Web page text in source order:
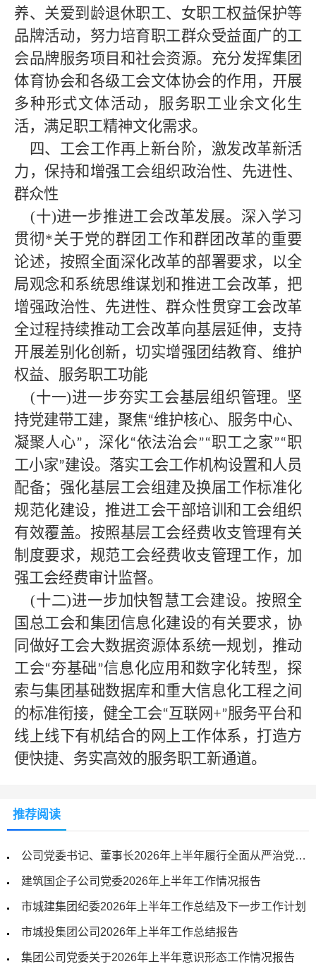
养、关爱到龄退休职工、女职工权益保护等
品牌活动，努力培育职工群众受益面广的工
会品牌服务项目和社会资源。充分发挥集团
体育协会和各级工会文体协会的作用，开展
多种形式文体活动，服务职工业余文化生
活，满足职工精神文化需求。
四、工会工作再上新台阶，激发改革新活
力，保持和增强工会组织政治性、先进性、
群众性
(十)进一步推进工会改革发展。深入学习
贯彻*关于党的群团工作和群团改革的重要
论述，按照全面深化改革的部署要求，以全
局观念和系统思维谋划和推进工会改革，把
增强政治性、先进性、群众性贯穿工会改革
全过程持续推动工会改革向基层延伸，支持
开展差别化创新，切实增强团结教育、维护
权益、服务职工功能
(十一)进一步夯实工会基层组织管理。坚
持党建带工建，聚焦“维护核心、服务中心、
凝聚人心” ，深化“依法治会”“职工之家”“职
工小家”建设。落实工会工作机构设置和人员
配备； 强化基层工会组建及换届工作标准化
规范化建设，推进工会干部培训和工会组织
有效覆盖。按照基层工会经费收支管理有关
制度要求，规范工会经费收支管理工作，加
强工会经费审计监督。
(十二)进一步加快智慧工会建设。按照全
国总工会和集团信息化建设的有关要求，协
同做好工会大数据资源体系统一规划，推动
工会“夯基础”信息化应用和数字化转型，探
索与集团基础数据库和重大信息化工程之间
的标准衔接，健全工会“互联网+”服务平台和
线上线下有机结合的网上工作体系，打造方
便快捷、务实高效的服务职工新通道。
推荐阅读
公司党委书记、董事长2026年上半年履行全面从严治党主体责任和党风廉政建设责任情况报告
建筑国企子公司党委2026年上半年工作情况报告
市城建集团纪委2026年上半年工作总结及下一步工作计划
市城投集团公司2026年上半年工作总结报告
集团公司党委关于2026年上半年意识形态工作情况报告